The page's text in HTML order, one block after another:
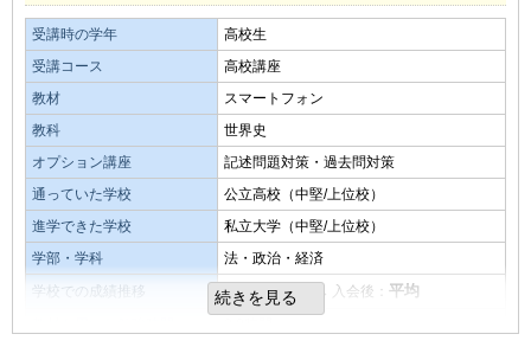
オプション講座の満足度
苦手な科目を追加することで克服できると思いましたが、苦
手なものはやらなくなる
親の負担・学習フォローの仕組み
フォロー体制は十分であったと思います。よく見てくれて心
強くかんじました
タブレットなど機材の使いやすさ・操作性
タブレットの操作は子供はすぐになれました。いろいろと触
教材・授業動画の質・分かりやすさ
もともと英語は苦手なので、通信講座ではあまり身につかな
かったように思える。
目的を果たせたか
学校て利用を勧められたのでやっていた。授業の一貫のよう
なものだったのでおまり身についてなかったように思える
良いところや要望
天候の良し悪しに関わらず、出かけることなくやれるので良
受講時の学年
高校生
受講コース
高校講座
教材
スマートフォン
教科
世界史
オプション講座
記述問題対策・過去問対策
通っていた学校
公立高校（中堅/上位校）
進学できた学校
私立大学（中堅/上位校）
学部・学科
法・政治・経済
学校での成績推移
入会時： 平均 → 入会後： 平均
続きを見る